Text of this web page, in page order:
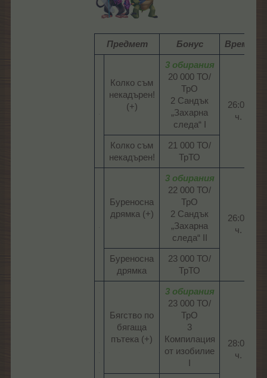
Предмет Бонус Време
Колко съм
некадърен!
(+)​
3 обирания
20 000 ТО/
ТрО
2 Сандък
„Захарна
следа“ I​
26:00
ч.​
Колко съм
некадърен!​
21 000 ТО/
ТрТО​
Буреносна
дрямка (+)​
3 обирания
22 000 ТО/
ТрО
2 Сандък
„Захарна
следа“ II​
26:00
ч.​
Буреносна
дрямка​
23 000 ТО/
ТрТО​
Бягство по
бягаща
пътека (+)​
3 обирания
23 000 ТО/
ТрО
3
Компилация
от изобилие
28:00
ч.​